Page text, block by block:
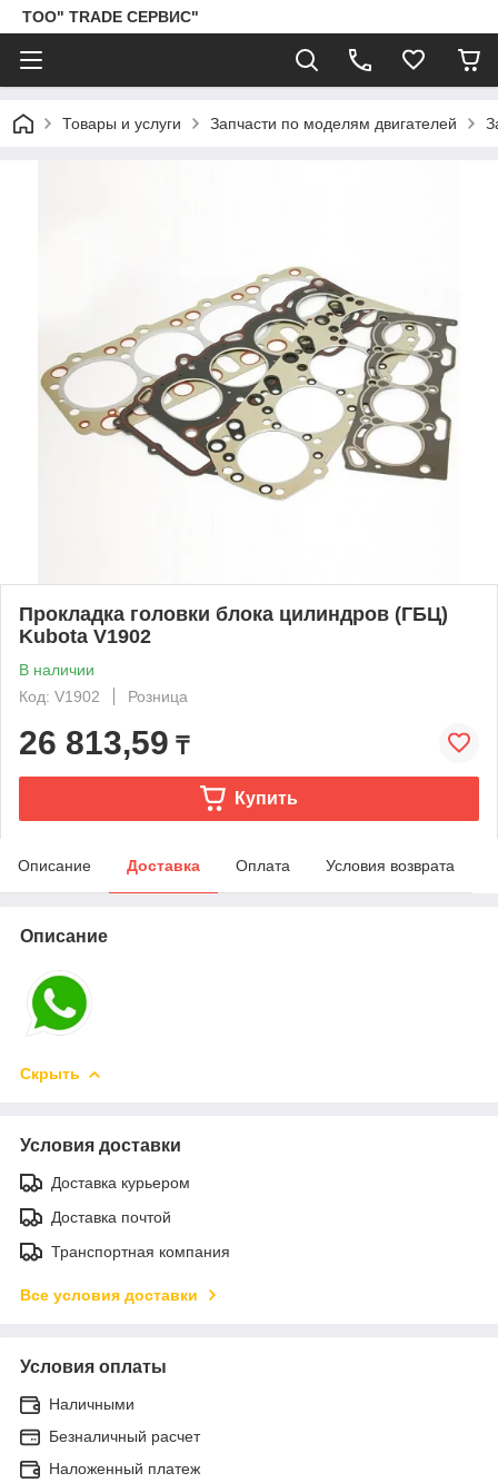
ТОО" TRADE СЕРВИС"
Товары и услуги Запчасти по моделям двигателей
Прокладка головки блока цилиндров (ГБЦ)
Kubota V1902
В наличии
Код: V1902
Розница
26 813,59 ₸
Купить
Описание Доставка Оплата Условия возврата
Описание
Скрыть
Условия доставки
Доставка курьером
Доставка почтой
Транспортная компания
Все условия доставки
Условия оплаты
Наличными
Безналичный расчет
Наложенный платеж